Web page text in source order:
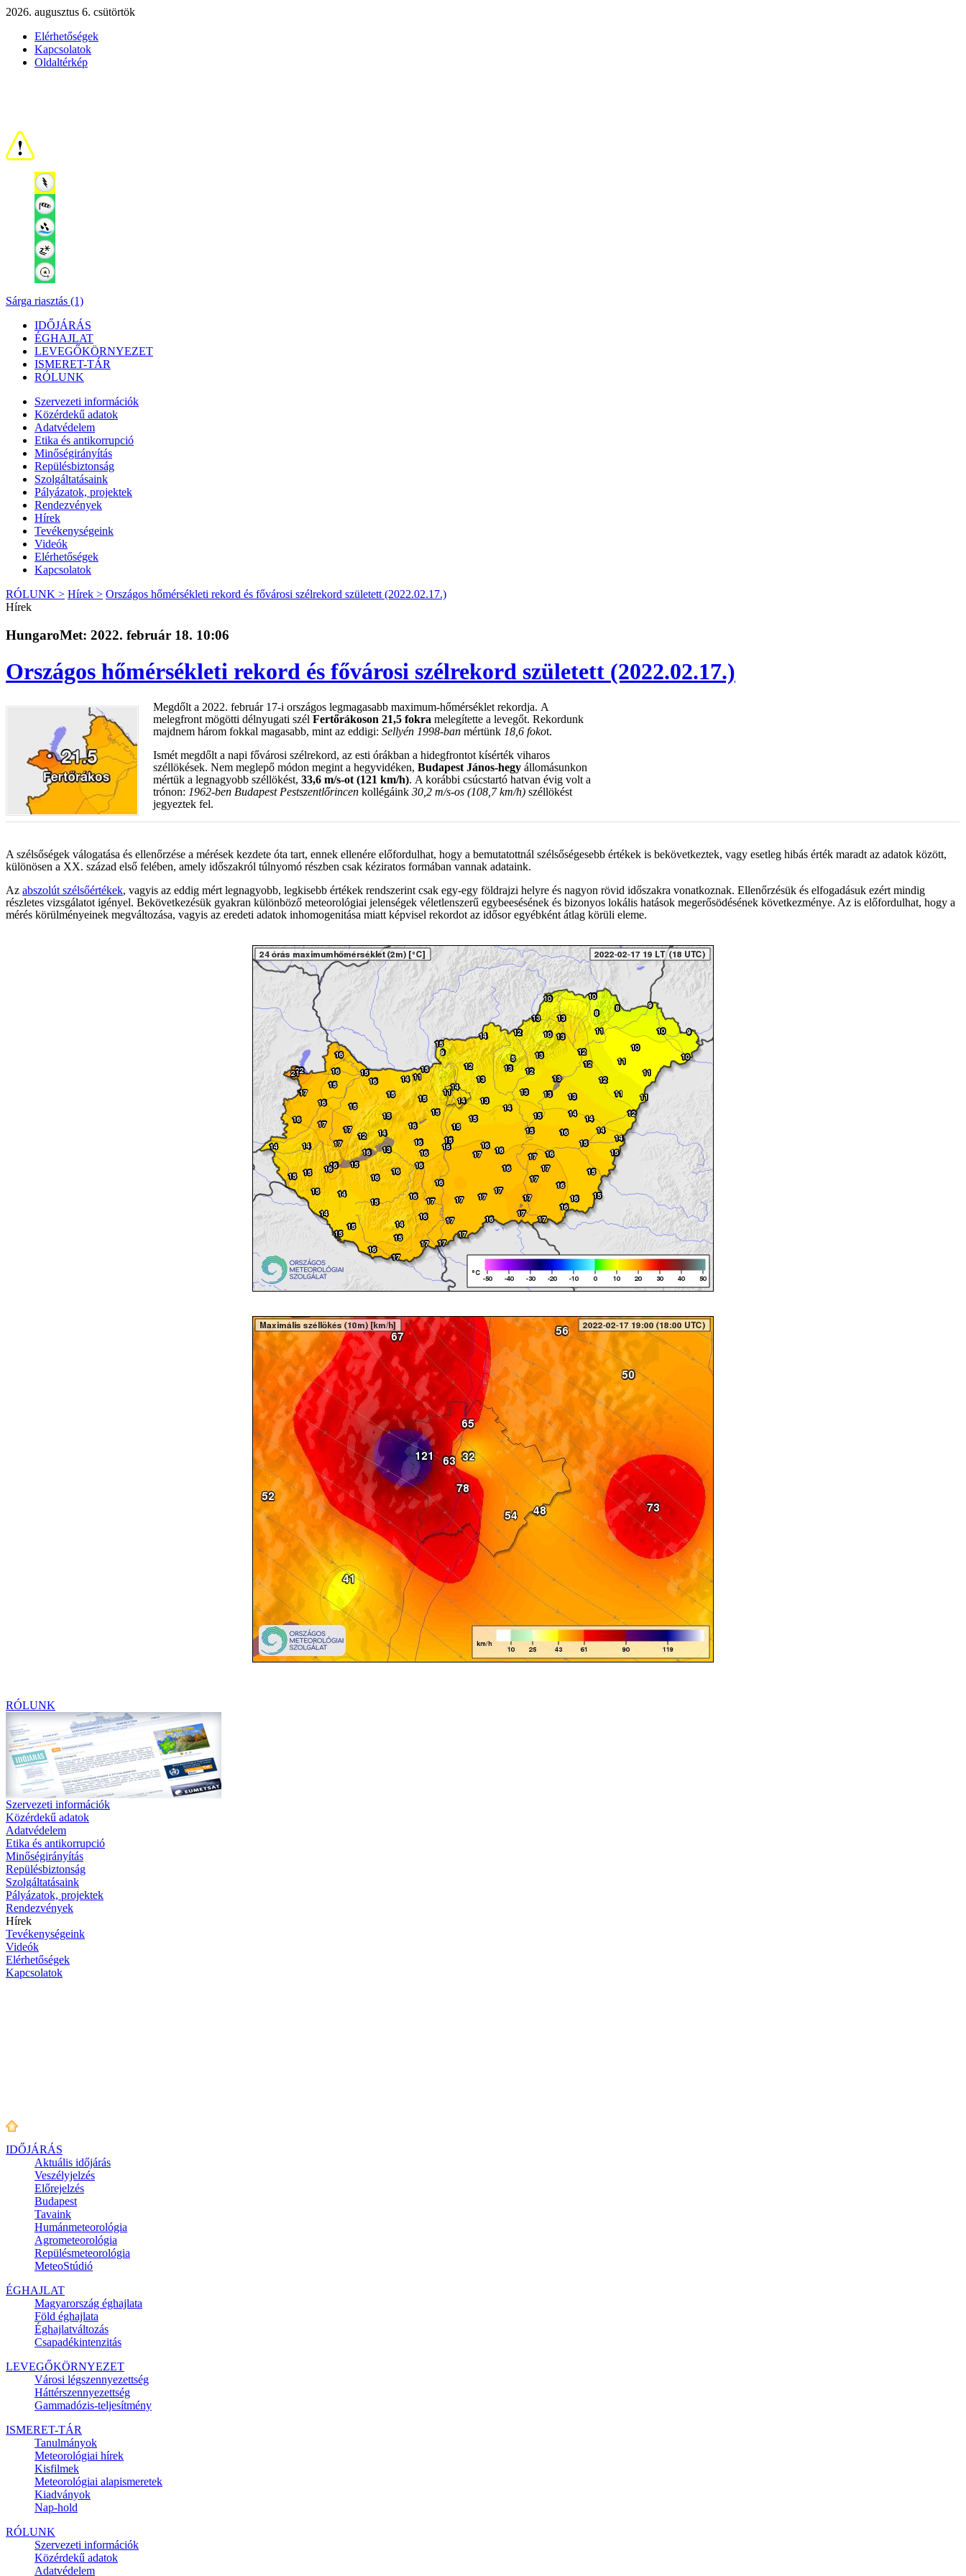
2026. augusztus 6. csütörtök
Elérhetőségek
Kapcsolatok
Oldaltérkép
Sárga riasztás (1)
IDŐJÁRÁS
ÉGHAJLAT
LEVEGŐKÖRNYEZET
ISMERET-TÁR
RÓLUNK
Szervezeti információk
Közérdekű adatok
Adatvédelem
Etika és antikorrupció
Minőségirányítás
Repülésbiztonság
Szolgáltatásaink
Pályázatok, projektek
Rendezvények
Hírek
Tevékenységeink
Videók
Elérhetőségek
Kapcsolatok
RÓLUNK > Hírek > Országos hőmérsékleti rekord és fővárosi szélrekord született (2022.02.17.)
Hírek
HungaroMet: 2022. február 18. 10:06
Országos hőmérsékleti rekord és fővárosi szélrekord született (2022.02.17.)
Megdőlt a 2022. február 17-i országos legmagasabb maximum-hőmérséklet rekordja. A
melegfront mögötti délnyugati szél Fertőrákoson 21,5 fokra melegítette a levegőt. Rekordunk
majdnem három fokkal magasabb, mint az eddigi: Sellyén 1998-ban mértünk 18,6 fokot.
Ismét megdőlt a napi fővárosi szélrekord, az esti órákban a hidegfrontot kísérték viharos
széllökések. Nem meglepő módon megint a hegyvidéken, Budapest János-hegy állomásunkon
mértük a legnagyobb széllökést, 33,6 m/s-ot (121 km/h). A korábbi csúcstartó hatvan évig volt a
trónon: 1962-ben Budapest Pestszentlőrincen kollégáink 30,2 m/s-os (108,7 km/h) széllökést
jegyeztek fel.
A szélsőségek válogatása és ellenőrzése a mérések kezdete óta tart, ennek ellenére előfordulhat, hogy a bemutatottnál szélsőségesebb értékek is bekövetkeztek, vagy esetleg hibás érték maradt az adatok között,
különösen a XX. század első felében, amely időszakról túlnyomó részben csak kéziratos formában vannak adataink.
Az abszolút szélsőértékek, vagyis az eddig mért legnagyobb, legkisebb értékek rendszerint csak egy-egy földrajzi helyre és nagyon rövid időszakra vonatkoznak. Ellenőrzésük és elfogadásuk ezért mindig
részletes vizsgálatot igényel. Bekövetkezésük gyakran különböző meteorológiai jelenségek véletlenszerű egybeesésének és bizonyos lokális hatások megerősödésének következménye. Az is előfordulhat, hogy a
mérés körülményeinek megváltozása, vagyis az eredeti adatok inhomogenitása miatt képvisel rekordot az idősor egyébként átlag körüli eleme.
RÓLUNK
Szervezeti információk
Közérdekű adatok
Adatvédelem
Etika és antikorrupció
Minőségirányítás
Repülésbiztonság
Szolgáltatásaink
Pályázatok, projektek
Rendezvények
Hírek
Tevékenységeink
Videók
Elérhetőségek
Kapcsolatok
IDŐJÁRÁS
Aktuális időjárás
Veszélyjelzés
Előrejelzés
Budapest
Tavaink
Humánmeteorológia
Agrometeorológia
Repülésmeteorológia
MeteoStúdió
ÉGHAJLAT
Magyarország éghajlata
Föld éghajlata
Éghajlatváltozás
Csapadékintenzitás
LEVEGŐKÖRNYEZET
Városi légszennyezettség
Háttérszennyezettség
Gammadózis-teljesítmény
ISMERET-TÁR
Tanulmányok
Meteorológiai hírek
Kisfilmek
Meteorológiai alapismeretek
Kiadványok
Nap-hold
RÓLUNK
Szervezeti információk
Közérdekű adatok
Adatvédelem